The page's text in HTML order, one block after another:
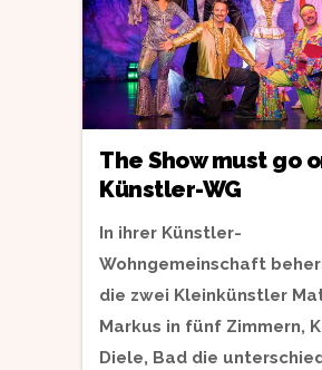
The Show must go
Künstler-WG
In ihrer Künstler-
Wohngemeinschaft
die zwei Kleinkünstler
Markus in fünf Zimmern,
Diele, Bad die